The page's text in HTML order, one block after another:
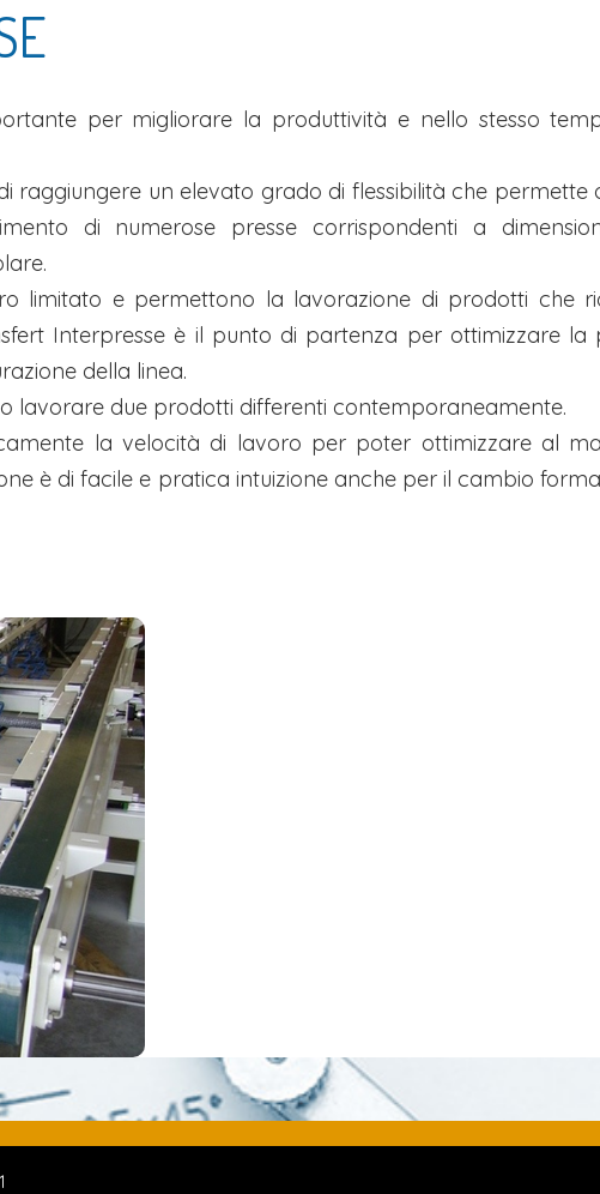
per migliorare la produttività e nello stesso
raggiungere un elevato grado di flessibilità che permette
di numerose presse corrispondenti a
limitato e permettono la lavorazione di prodotti che
Interpresse è il punto di partenza per ottimizzare
della linea.
lavorare due prodotti differenti contemporaneamente.
la velocità di lavoro per poter ottimizzare al
è di facile e pratica intuizione anche per il cambio